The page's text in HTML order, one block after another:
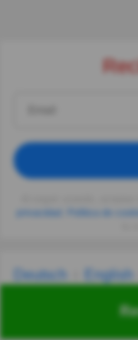
privacidad
Deutsch English